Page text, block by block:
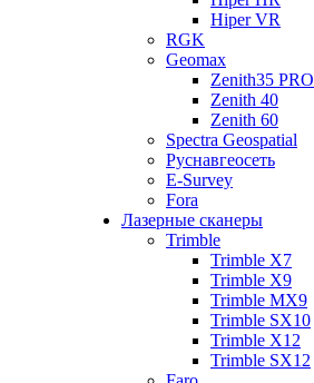
Hiper VR
RGK
Geomax
Zenith35 PRO
Zenith 40
Zenith 60
Spectra Geospatial
Руснавгеосеть
E-Survey
Fora
Лазерные сканеры
Trimble
Trimble X7
Trimble X9
Trimble MX9
Trimble SX10
Trimble X12
Trimble SX12